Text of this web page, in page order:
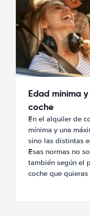
Edad mínima
coche
En el alquiler de
mínima y una
sino las distintas
Esas normas no
también según el
coche que